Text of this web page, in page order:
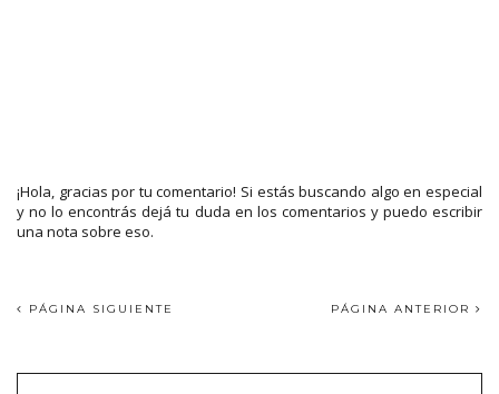
¡Hola, gracias por tu comentario! Si estás buscando algo en especial
y no lo encontrás dejá tu duda en los comentarios y puedo escribir
una nota sobre eso.
PÁGINA SIGUIENTE PÁGINA ANTERIOR